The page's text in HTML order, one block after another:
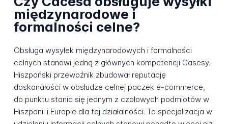
międzynarodowe i
formalności celne?
Obsługa wysyłek międzynarodowych i formalności
celnych stanowi jedną z głównych kompetencji Casesy.
Hiszpański przewoźnik zbudował reputację
doskonałości w obsłudze celnej paczek e-commerce,
do punktu stania się jednym z czołowych podmiotów w
Hiszpanii i Europie dla tej działalności. Ta specjalizacja w